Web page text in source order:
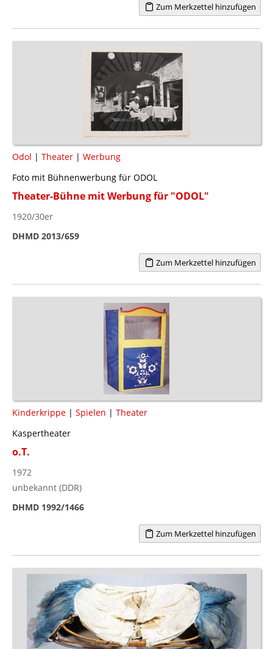
Zum Merkzettel hinzufügen
Odol | Theater | Werbung
Foto mit Bühnenwerbung für ODOL
Theater-Bühne mit Werbung für "ODOL"
1920/30er
DHMD 2013/659
Zum Merkzettel hinzufügen
Kinderkrippe | Spielen | Theater
Kaspertheater
o.T.
1972
unbekannt (DDR)
DHMD 1992/1466
Zum Merkzettel hinzufügen